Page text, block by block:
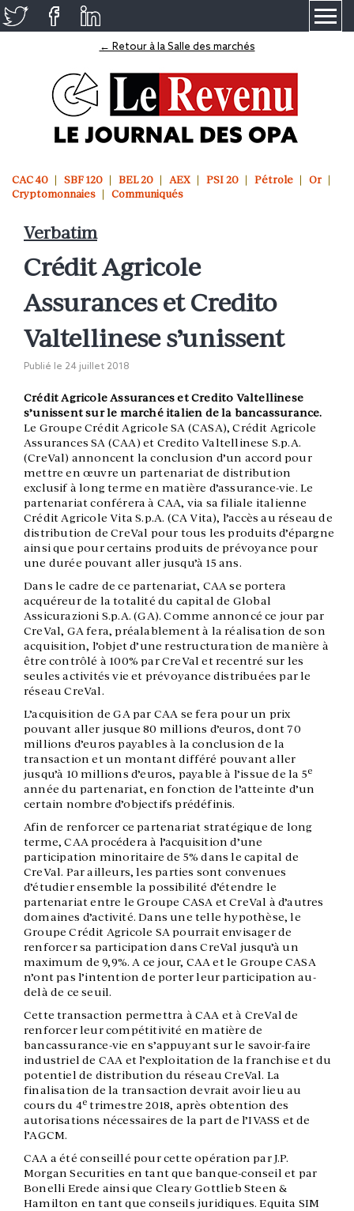
← Retour à la Salle des marchés
CAC 40 SBF 120 BEL 20 AEX PSI 20 Pétrole
Or
Cryptomonnaies
Communiqués
Verbatim
Crédit Agricole
Assurances et Credito
Valtellinese s’unissent
Publié le 24 juillet 2018
Crédit Agricole Assurances et Credito Valtellinese
s’unissent sur le marché italien de la bancassurance.
Le Groupe Crédit Agricole SA (CASA), Crédit Agricole
Assurances SA (CAA) et Credito Valtellinese S.p.A.
(CreVal) annoncent la conclusion d’un accord pour
mettre en œuvre un partenariat de distribution
exclusif à long terme en matière d’assurance-vie. Le
partenariat conférera à CAA, via sa filiale italienne
Crédit Agricole Vita S.p.A. (CA Vita), l’accès au réseau de
distribution de CreVal pour tous les produits d’épargne
ainsi que pour certains produits de prévoyance pour
une durée pouvant aller jusqu’à 15 ans.
Dans le cadre de ce partenariat, CAA se portera
acquéreur de la totalité du capital de Global
Assicurazioni S.p.A. (GA). Comme annoncé ce jour par
CreVal, GA fera, préalablement à la réalisation de son
acquisition, l’objet d’une restructuration de manière à
être contrôlé à 100% par CreVal et recentré sur les
seules activités vie et prévoyance distribuées par le
réseau CreVal.
L’acquisition de GA par CAA se fera pour un prix
pouvant aller jusque 80 millions d’euros, dont 70
millions d’euros payables à la conclusion de la
transaction et un montant différé pouvant aller
jusqu’à 10 millions d’euros, payable à l’issue de la 5e
année du partenariat, en fonction de l’atteinte d’un
certain nombre d’objectifs prédéfinis.
Afin de renforcer ce partenariat stratégique de long
terme, CAA procédera à l’acquisition d’une
participation minoritaire de 5% dans le capital de
CreVal. Par ailleurs, les parties sont convenues
d’étudier ensemble la possibilité d’étendre le
partenariat entre le Groupe CASA et CreVal à d’autres
domaines d’activité. Dans une telle hypothèse, le
Groupe Crédit Agricole SA pourrait envisager de
renforcer sa participation dans CreVal jusqu’à un
maximum de 9,9%. A ce jour, CAA et le Groupe CASA
n’ont pas l’intention de porter leur participation au-
delà de ce seuil.
Cette transaction permettra à CAA et à CreVal de
renforcer leur compétitivité en matière de
bancassurance-vie en s’appuyant sur le savoir-faire
industriel de CAA et l’exploitation de la franchise et du
potentiel de distribution du réseau CreVal. La
finalisation de la transaction devrait avoir lieu au
cours du 4e trimestre 2018, après obtention des
autorisations nécessaires de la part de l’IVASS et de
l’AGCM.
CAA a été conseillé pour cette opération par J.P.
Morgan Securities en tant que banque-conseil et par
Bonelli Erede ainsi que Cleary Gottlieb Steen &
Hamilton en tant que conseils juridiques. Equita SIM